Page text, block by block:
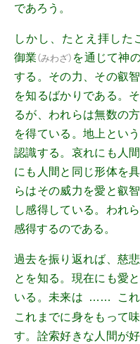
であろう。
しかし、たとえ拝し
御業（みわざ） を通じて神
する。その力、その叡
を知るばかりである。
るが、われらは無数の
を得ている。地上とい
認識する。哀れにも人
にも人間と同じ形体を
らはその威力を愛と叡
し感得している。われ
感得するのである。
過去を振り返れば、慈
とを知る。現在にも愛
いる。未来は
……
こ
これまでに身をもって
す。詮索好きな人間が